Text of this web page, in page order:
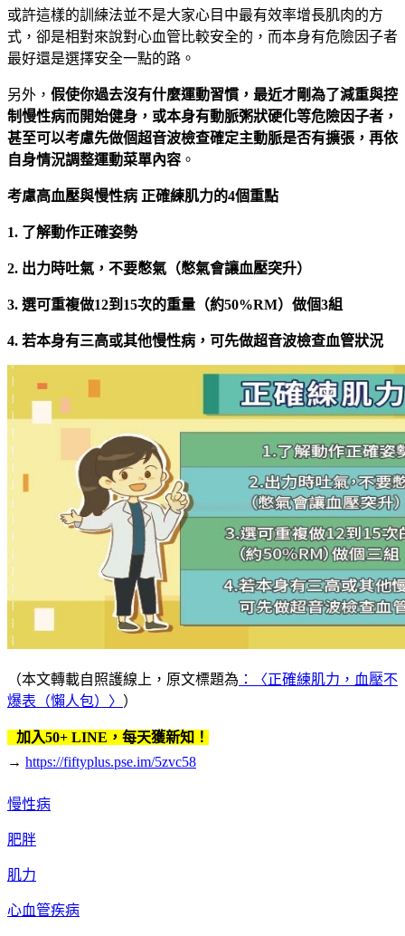
或許這樣的訓練法並不是大家心目中最有效率增長肌肉的方
式，卻是相對來說對心血管比較安全的，而本身有危險因子者
最好還是選擇安全一點的路。
另外， 假使你過去沒有什麼運動習慣，最近才剛為了減重與控
制慢性病而開始健身，或本身有動脈粥狀硬化等危險因子者，
甚至可以考慮先做個超音波檢查確定主動脈是否有擴張，再依
自身情況調整運動菜單內容 。
考慮高血壓與慢性病 正確練肌力的4個重點
1. 了解動作正確姿勢
2. 出力時吐氣，不要憋氣（憋氣會讓血壓突升）
3. 選可重複做12到15次的重量（約50%RM）做個3組
4. 若本身有三高或其他慢性病，可先做超音波檢查血管狀況
（本文轉載自照護線上，原文標題為 ：〈正確練肌力，血壓不
爆表（懶人包）〉 ）
加入50+ LINE，每天獲新知！
→ https://fiftyplus.pse.im/5zvc58
慢性病
肥胖
肌力
心血管疾病